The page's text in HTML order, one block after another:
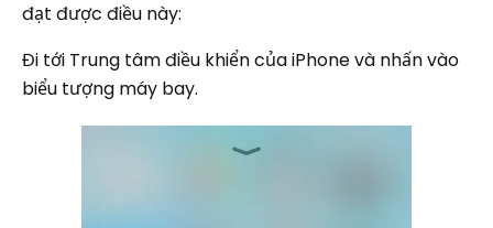
đạt được điều này:
Đi tới Trung tâm điều khiển của iPhone và nhấn vào
biểu tượng máy bay.